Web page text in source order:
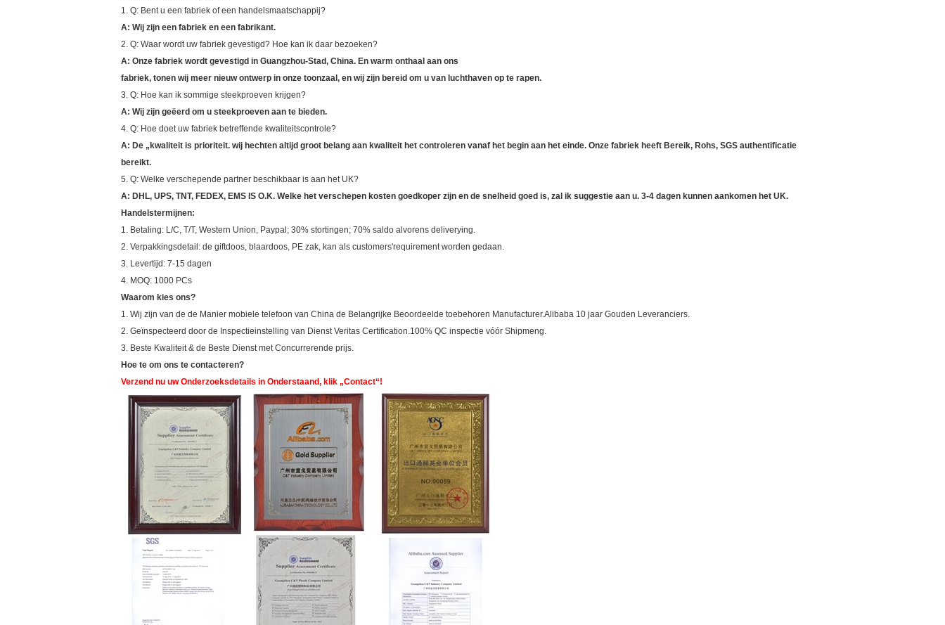
1. Q: Bent u een fabriek of een handelsmaatschappij?
A: Wij zijn een fabriek en een fabrikant.
2. Q: Waar wordt uw fabriek gevestigd? Hoe kan ik daar bezoeken?
A: Onze fabriek wordt gevestigd in Guangzhou-Stad, China. En warm onthaal aan ons
fabriek, tonen wij meer nieuw ontwerp in onze toonzaal, en wij zijn bereid om u van luchthaven op te rapen.
3. Q: Hoe kan ik sommige steekproeven krijgen?
A: Wij zijn geëerd om u steekproeven aan te bieden.
4. Q: Hoe doet uw fabriek betreffende kwaliteitscontrole?
A: De „kwaliteit is prioriteit. wij hechten altijd groot belang aan kwaliteit het controleren vanaf het begin aan het einde. Onze fabriek heeft Bereik, Rohs, SGS authentificatie
bereikt.
5. Q: Welke verschepende partner beschikbaar is aan het UK?
A: DHL, UPS, TNT, FEDEX, EMS IS O.K. Welke het verschepen kosten goedkoper zijn en de snelheid goed is, zal ik suggestie aan u. 3-4 dagen kunnen aankomen het UK.
Handelstermijnen:
1. Betaling: L/C, T/T, Western Union, Paypal; 30% stortingen; 70% saldo alvorens deliverying.
2. Verpakkingsdetail: de giftdoos, blaardoos, PE zak, kan als customers'requirement worden gedaan.
3. Levertijd: 7-15 dagen
4. MOQ: 1000 PCs
Waarom kies ons?
1. Wij zijn van de de Manier mobiele telefoon van China de Belangrijke Beoordeelde toebehoren Manufacturer.Alibaba 10 jaar Gouden Leveranciers.
2. Geïnspecteerd door de Inspectieinstelling van Dienst Veritas Certification.100% QC inspectie vóór Shipmeng.
3. Beste Kwaliteit & de Beste Dienst met Concurrerende prijs.
Hoe te om ons te contacteren?
Verzend nu uw Onderzoeksdetails in Onderstaand, klik „Contact“!